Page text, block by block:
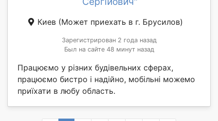
Киев (Может приехать в г. Брусилов)
Зарегистрирован 2 года назад
Был на сайте 48 минут назад
Працюємо у різних будівельних сферах,
працюємо бистро і надійно, мобільні можемо
приїхати в любу область.